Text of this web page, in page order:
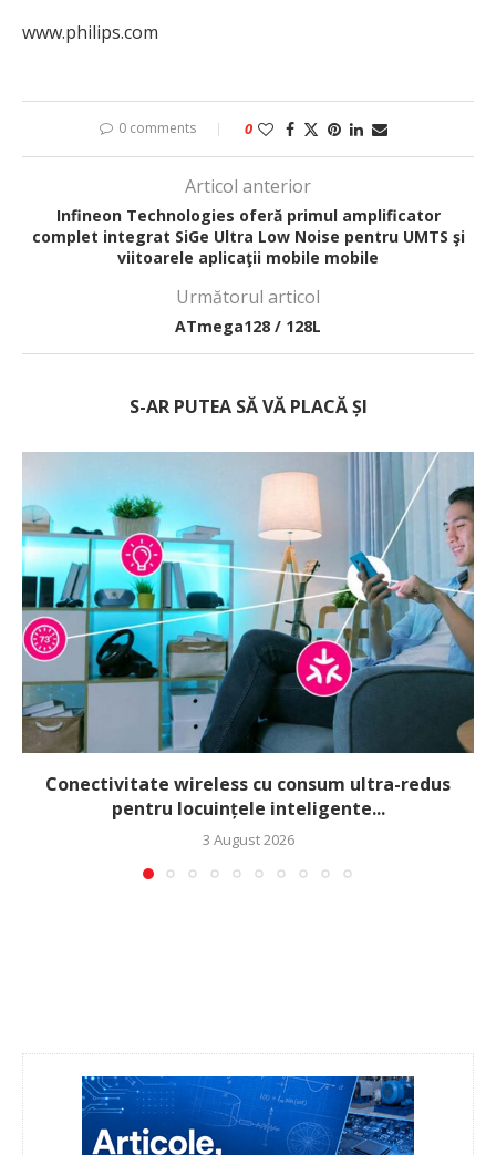
www.philips.com
0 comments 0
Articol anterior
Infineon Technologies oferă primul amplificator
complet integrat SiGe Ultra Low Noise pentru UMTS şi
viitoarele aplicaţii mobile mobile
Următorul articol
ATmega128 / 128L
S-AR PUTEA SĂ VĂ PLACĂ ȘI
Conectivitate wireless cu consum ultra-redus
pentru locuințele inteligente...
3 August 2026